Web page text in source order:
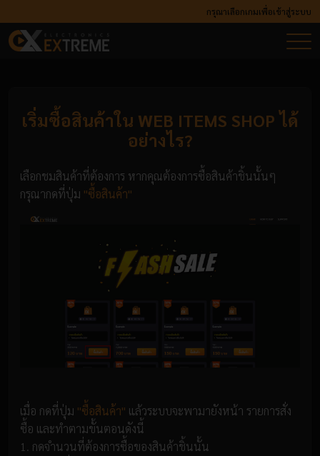
กรุณาเลือกเกมเพื่อเข้าสู่ระบบ
เริ่มซื้อสินค้าใน WEB ITEMS SHOP ได้
อย่างไร?
เลือกชมสินค้าที่ต้องการ หากคุณต้องการซื้อสินค้าชิ้นนั้นๆ
กรุณากดที่ปุ่ม "ซื้อสินค้า"
เมื่อ กดที่ปุ่ม "ซื้อสินค้า" แล้วระบบจะพามายังหน้า รายการสั่ง
ซื้อ และทำตามขั้นตอนดังนี้
1. กดจำนวนที่ต้องการซื้อของสินค้าชิ้นนั้น